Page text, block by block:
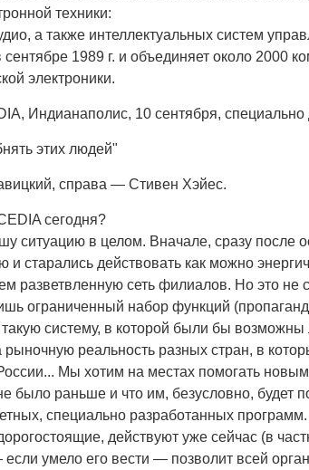
техники:
а также интеллектуальных систем
1989 г. и объединяет около 2000
электроники.
Индианаполис, 10 сентября,
этих людей"
справа — Стивен Хэйес.
сегодня?
ситуацию в целом. Вначале, сразу после
старались действовать как можно
разветвленную сеть филиалов. Но это не
ограниченный набор функций
систему, в которой были бы
реальность разных стран, в
Мы хотим на местах помогать
было раньше и что им, безусловно, будет
специально разработанных
действуют уже сейчас (в
умело его вести — позволит всей